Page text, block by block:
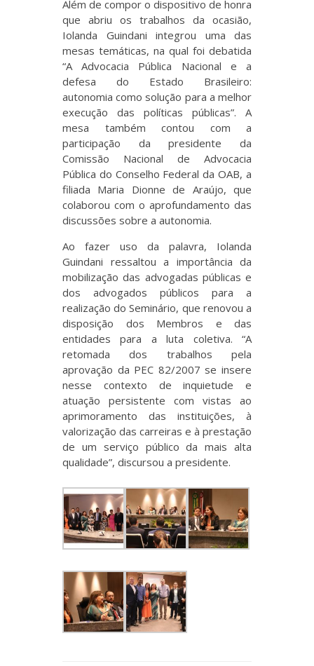
Além de compor o dispositivo de honra
que abriu os trabalhos da ocasião,
Iolanda Guindani integrou uma das
mesas temáticas, na qual foi debatida
“A Advocacia Pública Nacional e a
defesa do Estado Brasileiro:
autonomia como solução para a melhor
execução das políticas públicas”. A
mesa também contou com a
participação da presidente da
Comissão Nacional de Advocacia
Pública do Conselho Federal da OAB, a
filiada Maria Dionne de Araújo, que
colaborou com o aprofundamento das
discussões sobre a autonomia.
Ao fazer uso da palavra, Iolanda
Guindani ressaltou a importância da
mobilização das advogadas públicas e
dos advogados públicos para a
realização do Seminário, que renovou a
disposição dos Membros e das
entidades para a luta coletiva. “A
retomada dos trabalhos pela
aprovação da PEC 82/2007 se insere
nesse contexto de inquietude e
atuação persistente com vistas ao
aprimoramento das instituições, à
valorização das carreiras e à prestação
de um serviço público da mais alta
qualidade”, discursou a presidente.